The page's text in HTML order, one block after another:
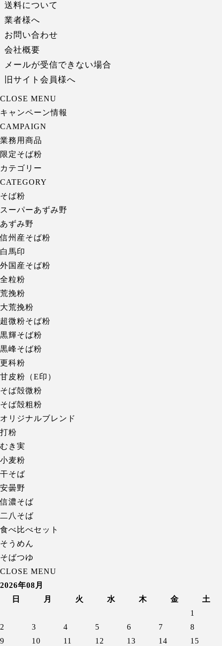
送料について
業者様へ
お問い合わせ
会社概要
メールが受信できない場合
旧サイト会員様へ
CLOSE MENU
キャンペーン情報
CAMPAIGN
業務用商品
限定そば粉
カテゴリー
CATEGORY
そば粉
スーパーあずみ野
あずみ野
信州産そば粉
白馬印
外国産そば粉
全粒粉
荒挽粉
大荒挽粉
超微粉そば粉
黒輝そば粉
黒峰そば粉
更科粉
甘皮粉（E印）
そば殻微粉
そば殻粗粉
オリジナルブレンド
打粉
むき実
小麦粉
干そば
安曇野
信濃そば
二八そば
食べ比べセット
そうめん
そばつゆ
CLOSE MENU
2026年08月
日
月 火 水 木 金
土
1
2
3 4 5 6 7
8
9
10 11 12 13 14
15